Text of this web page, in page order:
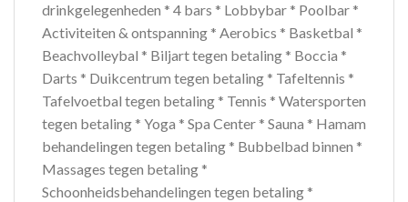
drinkgelegenheden * 4 bars * Lobbybar * Poolbar *
Activiteiten & ontspanning * Aerobics * Basketbal *
Beachvolleybal * Biljart tegen betaling * Boccia *
Darts * Duikcentrum tegen betaling * Tafeltennis *
Tafelvoetbal tegen betaling * Tennis * Watersporten
tegen betaling * Yoga * Spa Center * Sauna * Hamam
behandelingen tegen betaling * Bubbelbad binnen *
Massages tegen betaling *
Schoonheidsbehandelingen tegen betaling *